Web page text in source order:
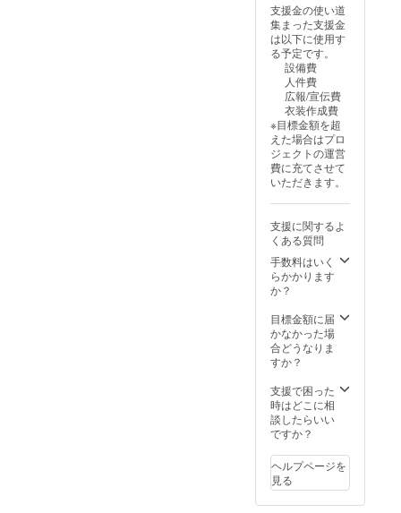
から30
秒ほど
の動画
になり
ます。
ご登録
いただ
いた
メール
アドレ
スにお
送りい
たしま
す。 ＊
レット
→パン
フレッ
ト最終
ページ
前を掲
載させ
ていた
だきま
備考欄
に記載
するお
名前を
くださ
い。
(ニック
ネーム
支援金の使い道
集まった支援金
は以下に使用す
る予定です。
設備費
人件費
広報/宣伝費
衣装作成費
※目標金額を超
えた場合はプロ
ジェクトの運営
費に充てさせて
いただきます。
支援に関するよ
くある質問
手数料はいく
らかかります
か？
目標金額に届
かなかった場
合どうなりま
すか？
支援で困った
時はどこに相
談したらいい
ですか？
ヘルプページを
見る